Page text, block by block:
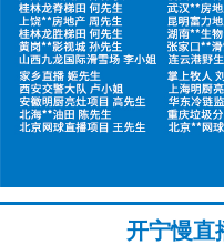
开宁慢直